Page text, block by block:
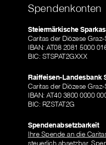
Spendenkonten
Steiermärkische
Caritas der Diözese
IBAN: AT08 2081 5000
BIC: STSPAT2GXXX
Raiffeisen-Landesbank
Caritas der Diözese
IBAN: AT40 3800 0000
BIC: RZSTAT2G
Spendenabsetzbarkeit
Ihre Spende an die
steuerlich absetzbar.